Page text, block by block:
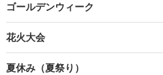
ゴールデンウィーク
花火大会
夏休み（夏祭り）